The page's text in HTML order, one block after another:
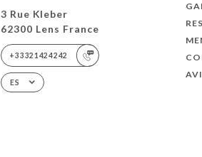
3 Rue Kleber
62300 Lens France
+33321424242
ES